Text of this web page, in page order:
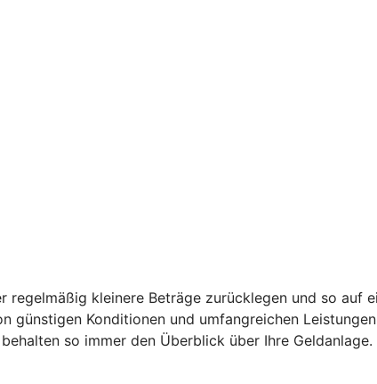
kleinere Beträge zurücklegen und so auf
Konditionen und umfangreichen
so immer den Überblick über Ihre Geldanlage.